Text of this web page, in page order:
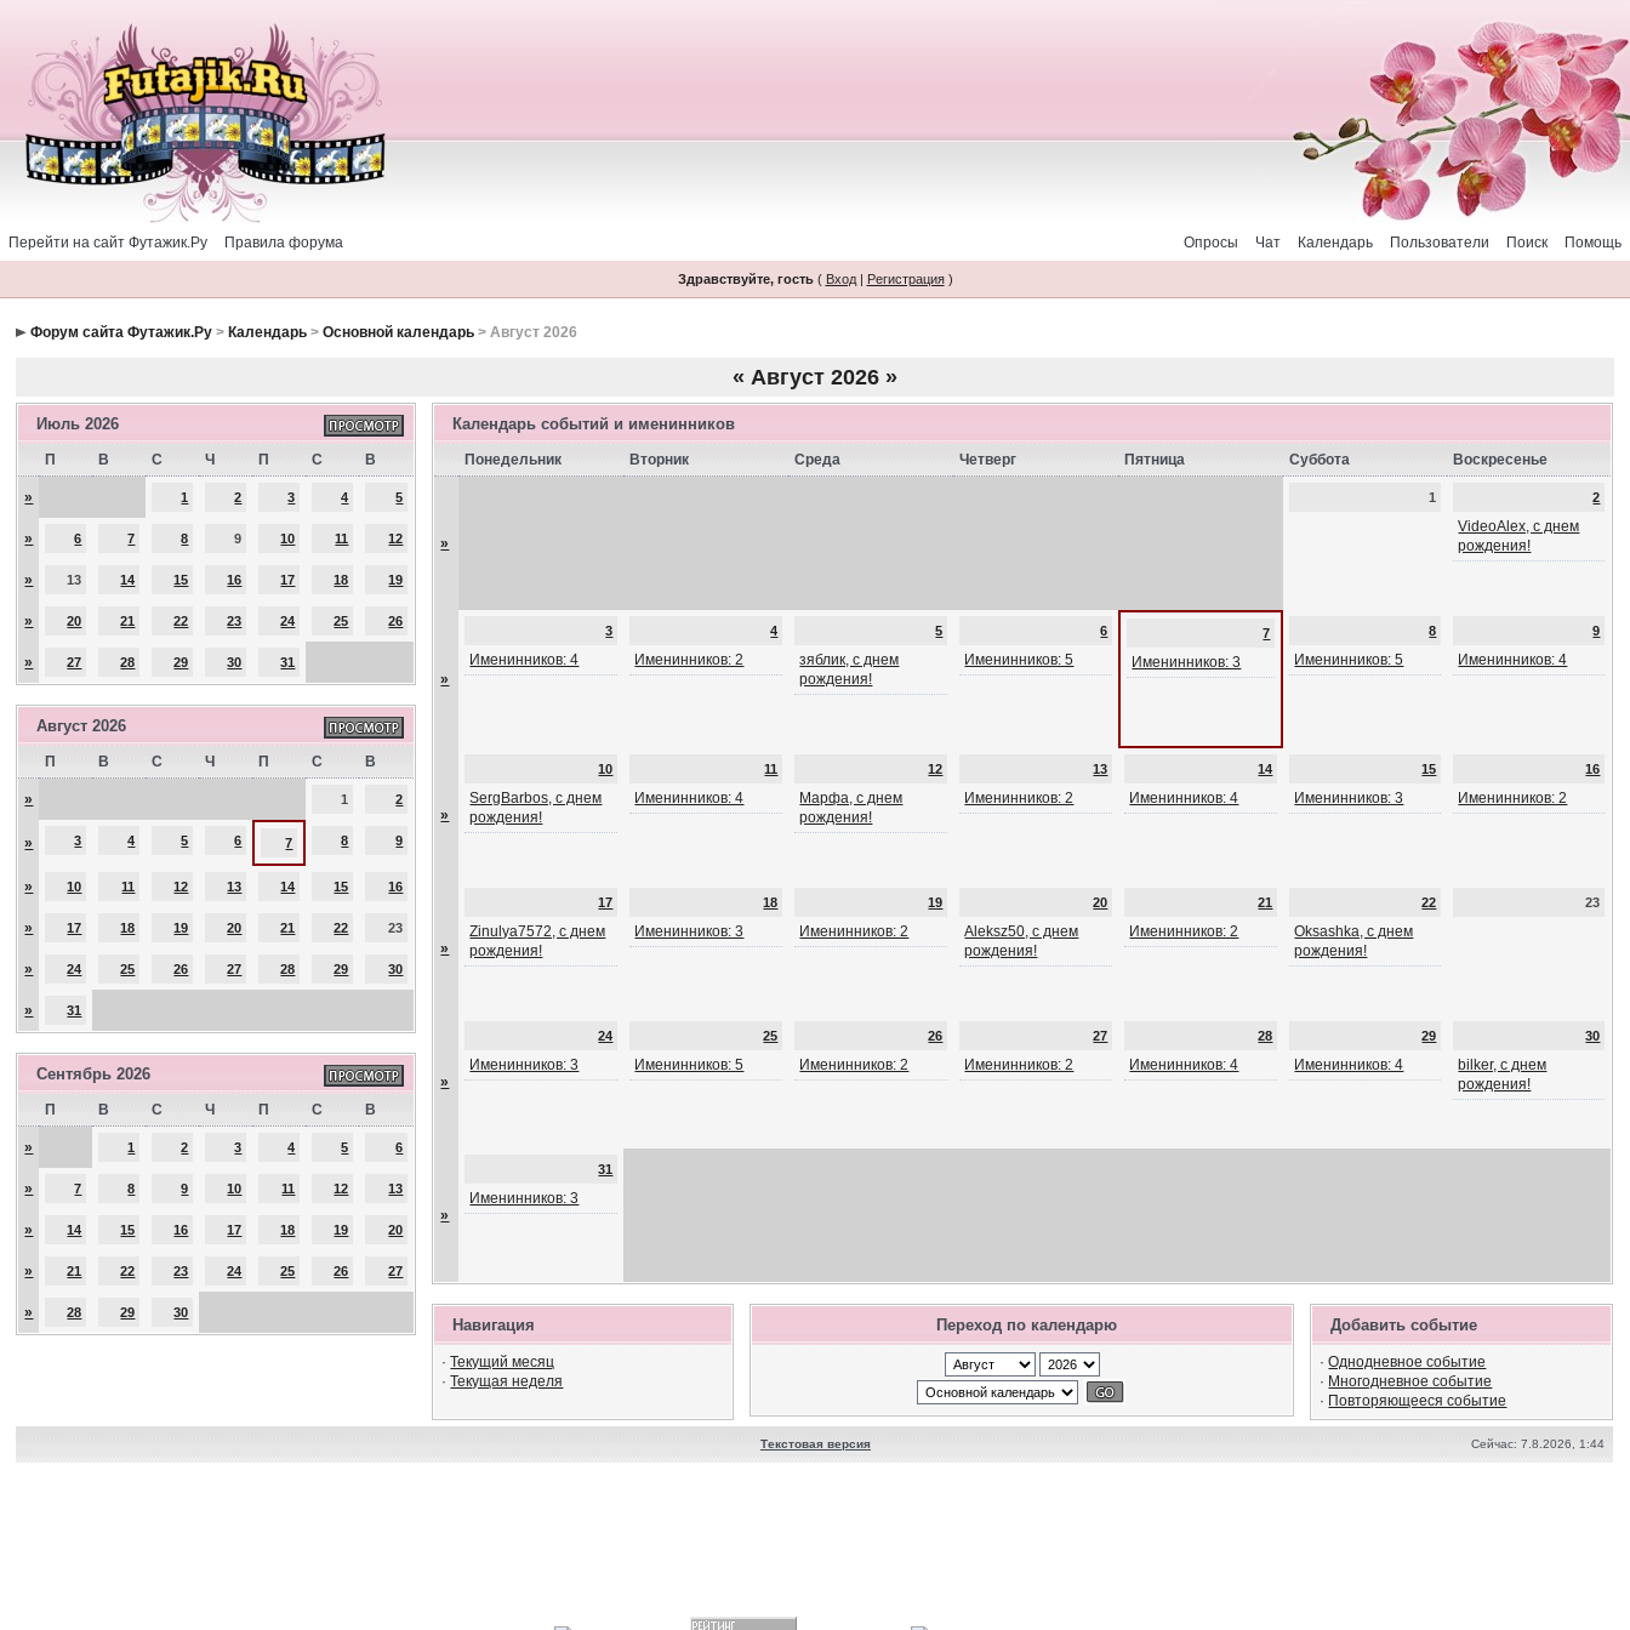
Перейти на сайт Футажик.Ру Правила форума Помощь
Поиск
Пользователи
Календарь
Чат
Опросы
Здравствуйте, гость( Вход| Регистрация)
Форум сайта Футажик.Ру > Календарь >Основной календарь > Август 2026
« Август 2026 »
Июль 2026
П В С Ч П С В
» 1 2 3 4 5
» 6 7 8 9 10 11 12
» 13 14 15 16 17 18 19
» 20 21 22 23 24 25 26
» 27 28 29 30 31
Август 2026
П В С Ч П С В
» 1 2
» 3 4 5 6 7 8 9
» 10 11 12 13 14 15 16
» 17 18 19 20 21 22 23
» 24 25 26 27 28 29 30
» 31
Сентябрь 2026
П В С Ч П С В
» 1 2 3 4 5 6
» 7 8 9 10 11 12 13
» 14 15 16 17 18 19 20
» 21 22 23 24 25 26 27
» 28 29 30
Календарь событий и именинников
Понедельник Вторник Среда Четверг Пятница Суббота Воскресенье
»
1 2
VideoAlex, с днем
рождения!
»
3
Именинников: 4
4
Именинников: 2
5
зяблик, с днем
рождения!
6
Именинников: 5
7
Именинников: 3
8
Именинников: 5
9
Именинников: 4
»
10
SergBarbos, с днем
рождения!
11
Именинников: 4
12
Марфа, с днем
рождения!
13
Именинников: 2
14
Именинников: 4
15
Именинников: 3
16
Именинников: 2
»
17
Zinulya7572, с днем
рождения!
18
Именинников: 3
19
Именинников: 2
20
Aleksz50, с днем
рождения!
21
Именинников: 2
22
Oksashka, с днем
рождения!
23
»
24
Именинников: 3
25
Именинников: 5
26
Именинников: 2
27
Именинников: 2
28
Именинников: 4
29
Именинников: 4
30
bilker, с днем
рождения!
»
31
Именинников: 3
Навигация
·Текущий месяц
·Текущая неделя
Переход по календарю Добавить событие
·Однодневное событие
· Многодневное событие
· Повторяющееся событие
Текстовая версия Сейчас: 7.8.2026, 1:44